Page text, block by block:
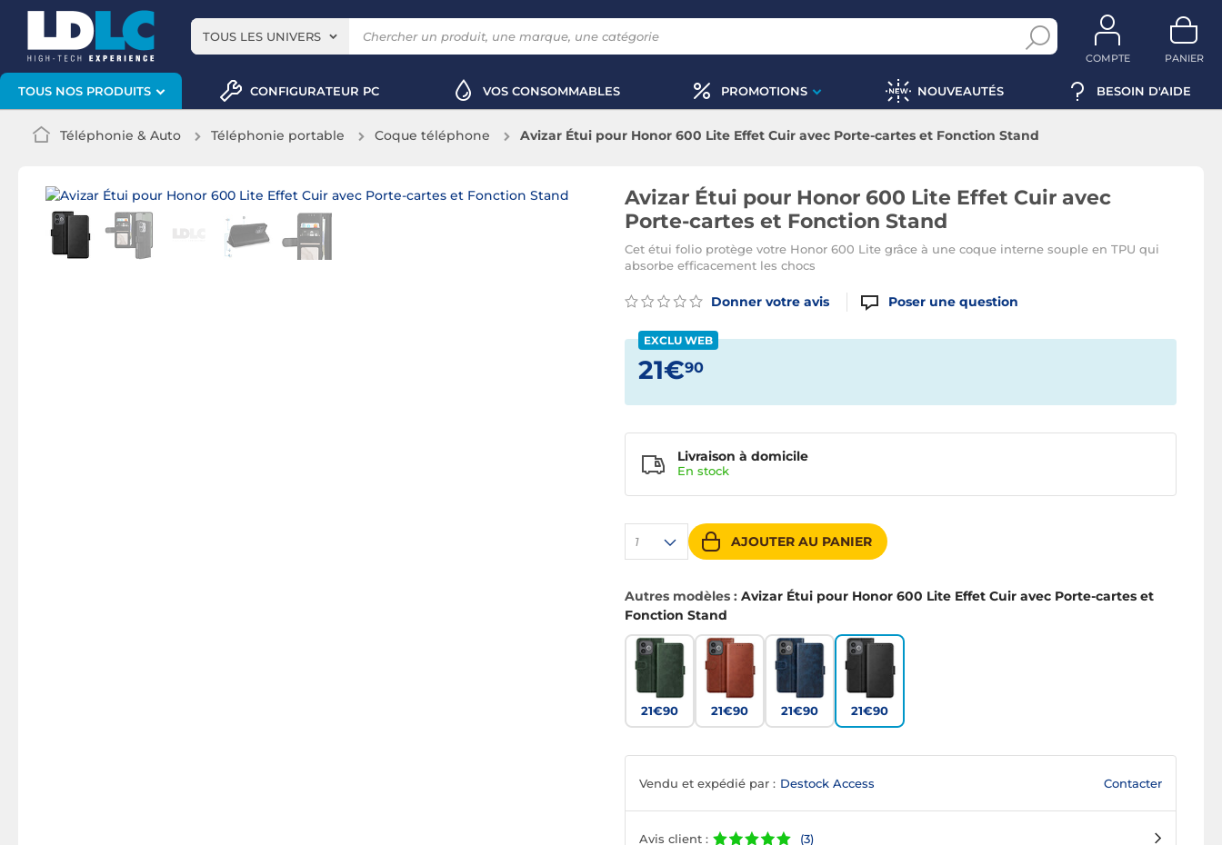
TOUS LES UNIVERS
COMPTE PANIER
TOUS NOS PRODUITS CONFIGURATEUR PC VOS CONSOMMABLES PROMOTIONS NOUVEAUTÉS BESOIN D'AIDE
Téléphonie & Auto Téléphonie portable Coque téléphone Avizar Étui pour Honor 600 Lite Effet Cuir avec Porte-cartes et Fonction Stand
Avizar Étui pour Honor 600 Lite Effet Cuir avec
Porte-cartes et Fonction Stand
Cet étui folio protège votre Honor 600 Lite grâce à une coque interne souple en TPU qui
absorbe efficacement les chocs
Donner votre avis Poser une question
EXCLU WEB
21€90
1 AJOUTER AU PANIER
Livraison à domicile
En stock
Autres modèles : Avizar Étui pour Honor 600 Lite Effet Cuir avec Porte-cartes et
Fonction Stand
21€90 21€90 21€90 21€90
Vendu et expédié par : Destock Access Contacter
Avis client : (3)